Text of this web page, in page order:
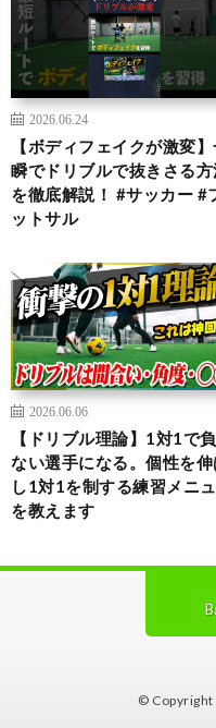
2026.06.24
【ボディフェイクが激変
瞬でドリブルで抜きさる方
を徹底解説！ #サッカー #
ットサル
2026.06.06
【ドリブル理論】1対1で
ない選手になる。個性を伸
し1対1を制する練習メニ
を教えます
© Copyright